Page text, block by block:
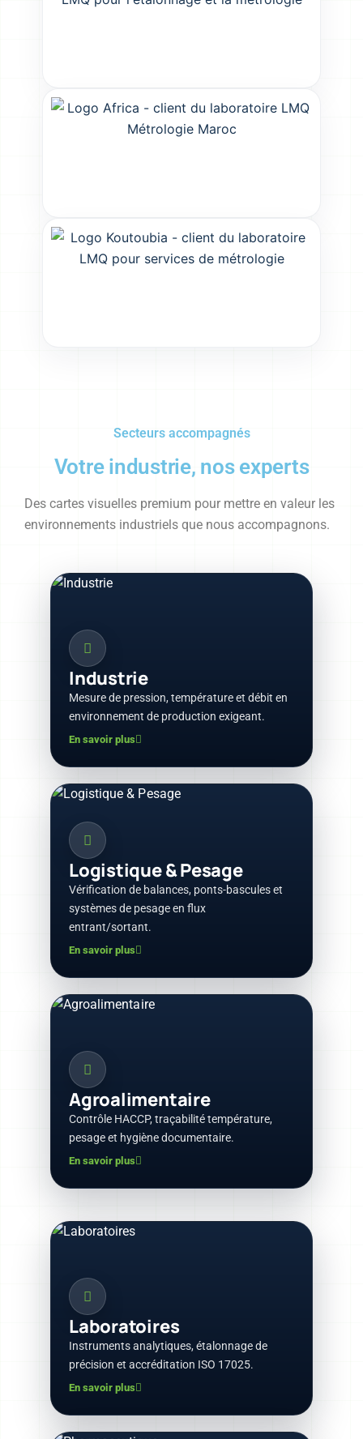
Secteurs accompagnés
Votre industrie, nos experts
Des cartes visuelles premium pour mettre en valeur les
environnements industriels que nous accompagnons.
Industrie
Mesure de pression, température et débit en
environnement de production exigeant.
En savoir plus
Logistique & Pesage
Vérification de balances, ponts-bascules et
systèmes de pesage en flux
entrant/sortant.
En savoir plus
Agroalimentaire
Contrôle HACCP, traçabilité température,
pesage et hygiène documentaire.
En savoir plus
Laboratoires
Instruments analytiques, étalonnage de
précision et accréditation ISO 17025.
En savoir plus